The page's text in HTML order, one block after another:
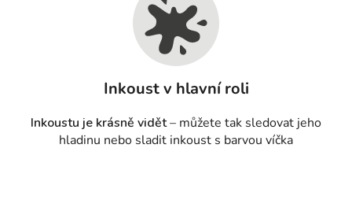
Inkoust v hlavní roli
Inkoustu je krásně vidět– můžete tak sledovat jeho
hladinu nebo sladit inkoust s barvou víčka